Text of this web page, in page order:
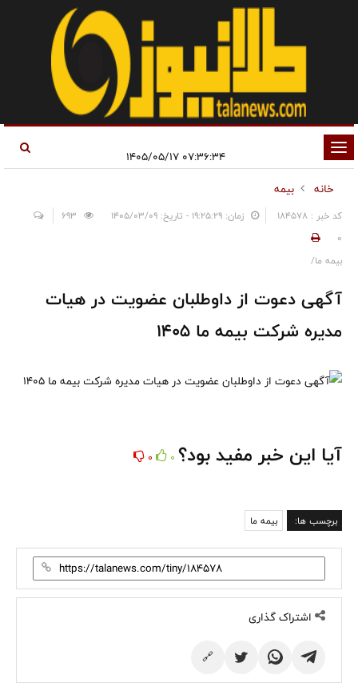
تغییر
وضعیت
ناوبری
۰۷:۳۶:۳۴ ۱۴۰۵/۰۵/۱۷
خانه
بیمه
کد خبر : 184578 زمان: ۱۹:۲۵:۲۹ - تاریخ: ۱۴۰۵/۰۳/۰۹
0
بیمه ما/
آگهی دعوت از داوطلبان عضویت در هیات
مدیره شرکت بیمه ما 1405
آیا این خبر مفید بود؟ 0
0
برچسب ها: بیمه ما
اشتراک گذاری
🔗